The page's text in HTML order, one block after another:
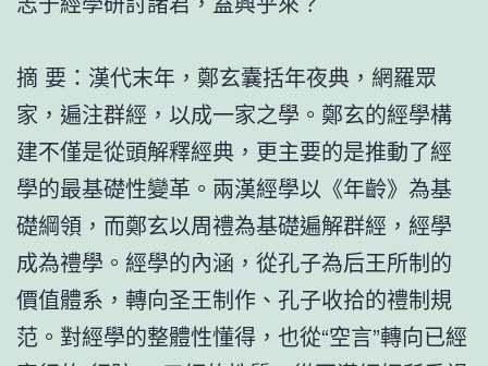
摘 要：漢代末年，鄭玄囊括年夜典，網羅眾
家，遍注群經，以成一家之學。鄭玄的經學構
建不僅是從頭解釋經典，更主要的是推動了經
學的最基礎性變革。兩漢經學以《年齡》為基
礎綱領，而鄭玄以周禮為基礎遍解群經，經學
成為禮學。經學的內涵，從孔子為后王所制的
價值體系，轉向圣王制作、孔子收拾的禮制規
范。對經學的整體性懂得，也從“空言”轉向已經